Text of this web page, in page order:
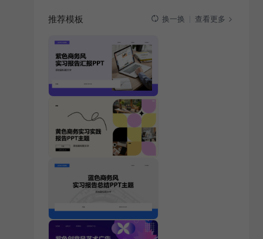
推荐模板 换一换 查看更多